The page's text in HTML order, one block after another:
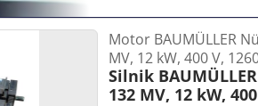
Motor BAUMÜLLER
MV, 12 kW, 400 V,
Silnik
132 MV, 12 kW,